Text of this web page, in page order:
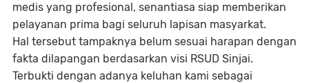
medis yang profesional, senantiasa siap memberikan
pelayanan prima bagi seluruh lapisan masyarkat.
Hal tersebut tampaknya belum sesuai harapan dengan
fakta dilapangan berdasarkan visi RSUD Sinjai.
Terbukti dengan adanya keluhan kami sebagai